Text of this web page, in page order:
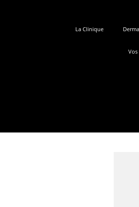
La Clinique